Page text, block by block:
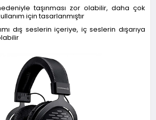
taşınması zor olabilir, daha çok
için tasarlanmıştır
dış seslerin içeriye, iç seslerin dışarıya